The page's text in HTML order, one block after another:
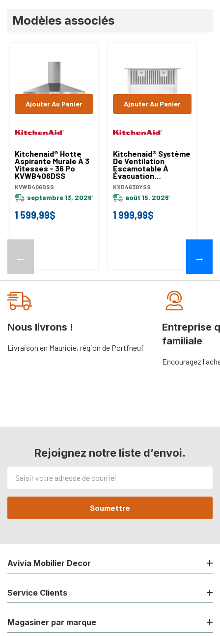
Modèles associés
←
Kitchenaid® Hotte
Aspirante Murale À 3
Vitesses - 36 Po
KVWB406DSS
KVWB406DSS
septembre 13, 2026*
1 599,99$
Ajouter Au Panier
Kitchenaid® Système
De Ventilation
Escamotable À
Évacuation
Descendante De 30
Po, 600 Pi Cu/min
KXD4630YSS
KXD4630YSS
août 15, 2026*
1 999,99$
Ajouter Au Panier
→
Nous livrons !
Livraison en Mauricie, région de Portfneuf
Entreprise
familiale
Encouragez
Rejoignez notre liste d’envoi.
de
courriel
Avivia Mobilier Decor
Service Clients
Magasiner par marque